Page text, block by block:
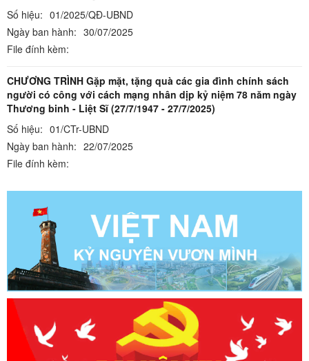
Số hiệu: 01/2025/QĐ-UBND
Ngày ban hành: 30/07/2025
File đính kèm:
CHƯƠNG TRÌNH Gặp mặt, tặng quà các gia đình chính sách
người có công với cách mạng nhân dịp kỷ niệm 78 năm ngày
Thương binh - Liệt Sĩ (27/7/1947 - 27/7/2025)
Số hiệu: 01/CTr-UBND
Ngày ban hành: 22/07/2025
File đính kèm: